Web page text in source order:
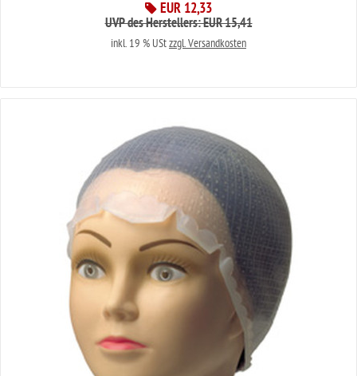
EUR 12,33
UVP des Herstellers: EUR 15,41
inkl. 19 % UStzzgl. Versandkosten